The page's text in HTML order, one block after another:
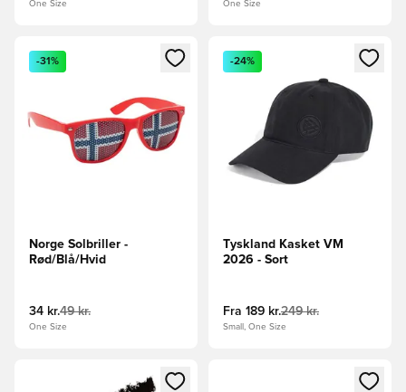
One Size One Size
Åbner en Modal til at logge ind eller tilmelde dig som
-31%
Norge Solbriller -
Rød/Blå/Hvid
34 kr.49 kr.
One Size
Åbner en Modal til at logge
-24%
Tyskland Kasket VM
2026 - Sort
Fra 189 kr.249 kr.
Small, One Size
Åbner en Modal til at logge ind eller tilmelde dig som
Åbner en Modal til at logge